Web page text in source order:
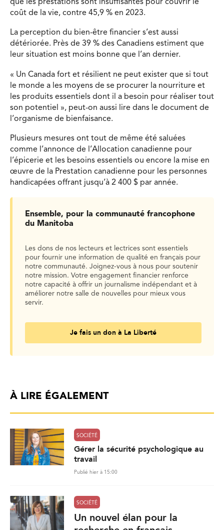
que les prestations sont insuffisantes pour couvrir le
coût de la vie, contre 45,9 % en 2023.
La perception du bien-être financier s’est aussi
détériorée. Près de 39 % des Canadiens estiment que
leur situation est moins bonne que l’an dernier.
« Un Canada fort et résilient ne peut exister que si tout
le monde a les moyens de se procurer la nourriture et
les produits essentiels dont il a besoin pour réaliser tout
son potentiel », peut-on aussi lire dans le document de
l’organisme de bienfaisance.
Plusieurs mesures ont tout de même été saluées
comme l’annonce de l’Allocation canadienne pour
l’épicerie et les besoins essentiels ou encore la mise en
œuvre de la Prestation canadienne pour les personnes
handicapées offrant jusqu’à 2 400 $ par année.
Ensemble, pour la communauté francophone
du Manitoba
Les dons de nos lecteurs et lectrices sont essentiels
pour fournir une information de qualité en français pour
notre communauté. Joignez-vous à nous pour soutenir
notre mission. Votre engagement financier renforce
notre capacité à offrir un journalisme indépendant et à
améliorer notre salle de nouvelles pour mieux vous
servir.
Je fais un don à La Liberté
À LIRE ÉGALEMENT
SOCIÉTÉ
Gérer la sécurité psychologique au
travail
Publié hier à 15:00
SOCIÉTÉ
Un nouvel élan pour la